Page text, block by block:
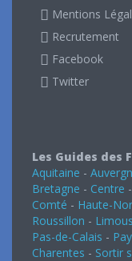
Mentions
Recrutement
Facebook
Twitter
Les Guides des
Aquitaine -
Bretagne - Centre -
Comté - Haute-
Roussillon -
Pas-de-Calais -
Charentes - Sortir